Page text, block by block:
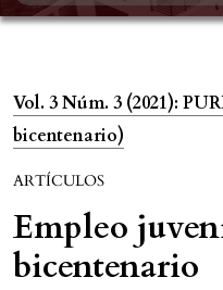
Vol. 3 Núm. 3 (2021):
bicentenario)
ARTÍCULOS
Empleo
bicentenario